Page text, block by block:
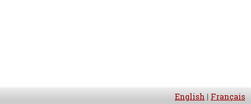
English | Français